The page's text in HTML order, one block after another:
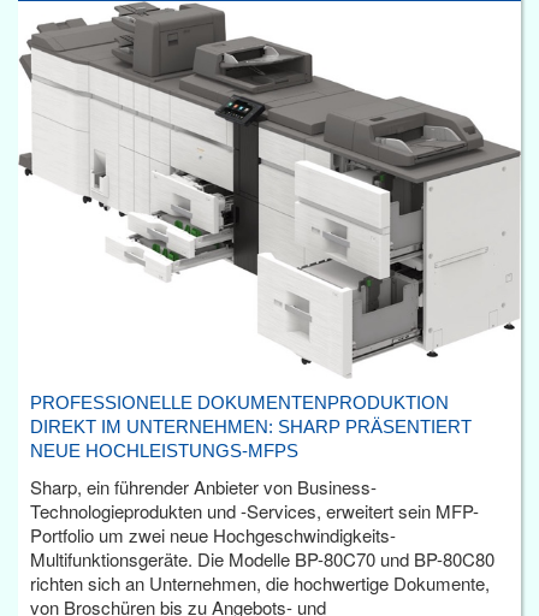
PROFESSIONELLE DOKUMENTENPRODUKTION
DIREKT IM UNTERNEHMEN: SHARP PRÄSENTIERT
NEUE HOCHLEISTUNGS-MFPS
Sharp, ein führender Anbieter von Business-
Technologieprodukten und -Services, erweitert sein MFP-
Portfolio um zwei neue Hochgeschwindigkeits-
Multifunktionsgeräte. Die Modelle BP-80C70 und BP-80C80
richten sich an Unternehmen, die hochwertige Dokumente,
von Broschüren bis zu Angebots- und